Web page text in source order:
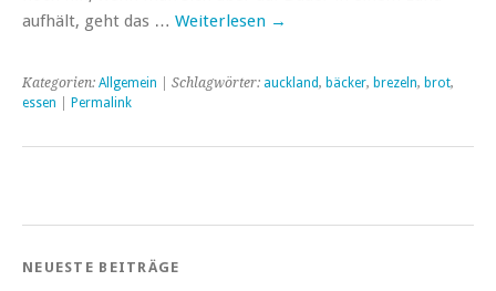
aufhält, geht das … Weiterlesen →
Kategorien: Allgemein | Schlagwörter: auckland, bäcker, brezeln, brot,
essen
Permalink
NEUESTE BEITRÄGE